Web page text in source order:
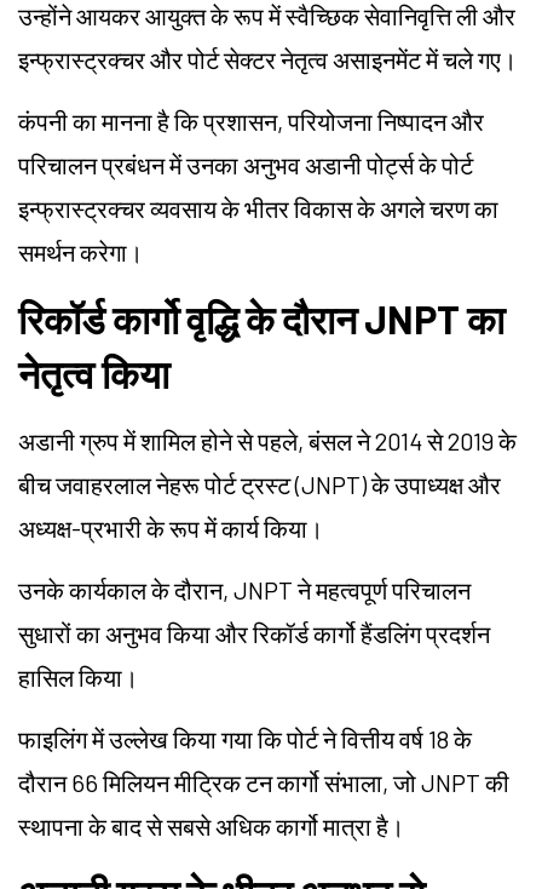
उन्होंने आयकर आयुक्त के रूप में स्वैच्छिक सेवानिवृत्ति ली और
इन्फ्रास्ट्रक्चर और पोर्ट सेक्टर नेतृत्व असाइनमेंट में चले गए।
कंपनी का मानना है कि प्रशासन, परियोजना निष्पादन और
परिचालन प्रबंधन में उनका अनुभव अडानी पोर्ट्स के पोर्ट
इन्फ्रास्ट्रक्चर व्यवसाय के भीतर विकास के अगले चरण का
समर्थन करेगा।
रिकॉर्ड कार्गो वृद्धि के दौरान JNPT का
नेतृत्व किया
अडानी ग्रुप में शामिल होने से पहले, बंसल ने 2014 से 2019 के
बीच जवाहरलाल नेहरू पोर्ट ट्रस्ट (JNPT) के उपाध्यक्ष और
अध्यक्ष-प्रभारी के रूप में कार्य किया।
उनके कार्यकाल के दौरान, JNPTने महत्वपूर्ण परिचालन
सुधारों का अनुभव किया और रिकॉर्ड कार्गो हैंडलिंग प्रदर्शन
हासिल किया।
फाइलिंग में उल्लेख किया गया कि पोर्ट ने वित्तीय वर्ष 18 के
दौरान 66 मिलियन मीट्रिक टन कार्गो संभाला, जोJNPTकी
स्थापना के बाद से सबसे अधिक कार्गो मात्रा है।